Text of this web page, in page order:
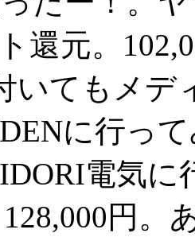
還元。
いてもメデ
に行っ
電気に
円。